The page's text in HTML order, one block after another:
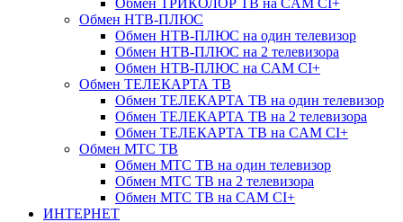
Обмен ТРИКОЛОР ТВ на CAM CI+
Обмен НТВ-ПЛЮС
Обмен НТВ-ПЛЮС на один телевизор
Обмен НТВ-ПЛЮС на 2 телевизора
Обмен НТВ-ПЛЮС на CAM CI+
Обмен ТЕЛЕКАРТА ТВ
Обмен ТЕЛЕКАРТА ТВ на один телевизор
Обмен ТЕЛЕКАРТА ТВ на 2 телевизора
Обмен ТЕЛЕКАРТА ТВ на CAM CI+
Обмен МТС ТВ
Обмен МТС ТВ на один телевизор
Обмен МТС ТВ на 2 телевизора
Обмен МТС ТВ на CAM CI+
ИНТЕРНЕТ